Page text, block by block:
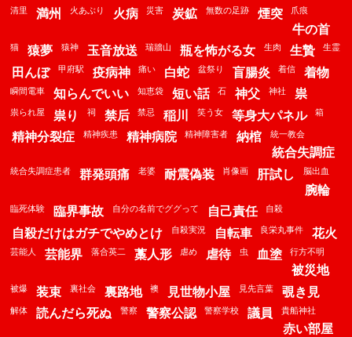
清里 満州 火あぶり 火病 災害 炭鉱 無数の足跡 煙突 爪痕
牛の首
猫 猿夢 猿神 玉音放送 瑞牆山 瓶を怖がる女 生肉 生贄 生霊
田んぼ 甲府駅 疫病神 痛い 白蛇 盆祭り 盲腸炎 着信 着物
瞬間電車 知らんでいい 知恵袋 短い話 石 神父 神社 祟
祟られ屋 祟り 祠 禁后 禁忌 稲川 笑う女 等身大パネル 箱
精神分裂症 精神疾患 精神病院 精神障害者 納棺 統一教会
統合失調症
統合失調症患者 群発頭痛 老婆 耐震偽装 肖像画 肝試し 脳出血
腕輪
臨死体験 臨界事故 自分の名前でググって 自己責任 自殺
自殺だけはガチでやめとけ 自殺実況 自転車 良栄丸事件 花火
芸能人 芸能界 落合英二 藁人形 虐め 虐待 虫 血塗 行方不明
被災地
被爆 装束 裏社会 裏路地 襖 見世物小屋 見先言葉 覗き見
解体 読んだら死ぬ 警察 警察公認 警察学校 議員 貴船神社
赤い部屋